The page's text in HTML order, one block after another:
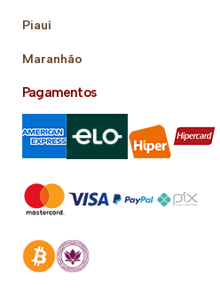
Piauí
Maranhão
Pagamentos